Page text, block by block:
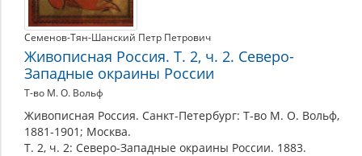
Семенов-Тян-Шанский Петр Петрович
Живописная Россия. Т. 2, ч. 2. Северо-
Западные окраины России
Т-во М. О. Вольф
Живописная Россия. Санкт-Петербург: Т-во М. О. Вольф,
1881-1901; Москва.
Т. 2, ч. 2: Северо-Западные окраины России. 1883.